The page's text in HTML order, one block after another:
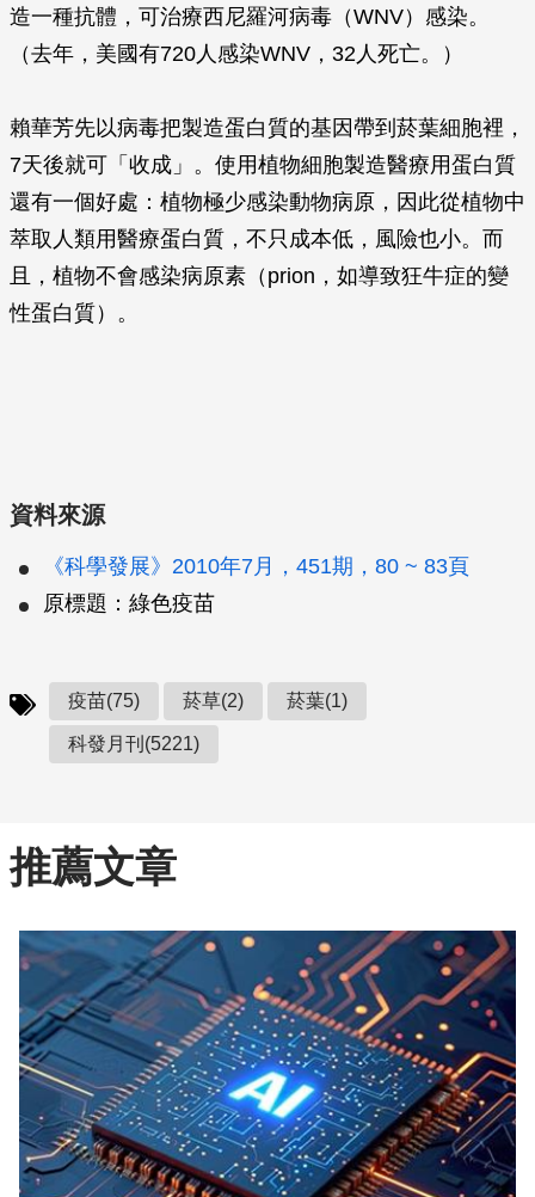
造一種抗體，可治療西尼羅河病毒（WNV）感染。
（去年，美國有720人感染WNV，32人死亡。）
賴華芳先以病毒把製造蛋白質的基因帶到菸葉細胞裡，
7天後就可「收成」。使用植物細胞製造醫療用蛋白質
還有一個好處：植物極少感染動物病原，因此從植物中
萃取人類用醫療蛋白質，不只成本低，風險也小。而
且，植物不會感染病原素（prion，如導致狂牛症的變
性蛋白質）。
資料來源
《科學發展》2010年7月，451期，80 ~ 83頁
原標題：綠色疫苗
疫苗(75) 菸草(2) 菸葉(1)
科發月刊(5221)
推薦文章